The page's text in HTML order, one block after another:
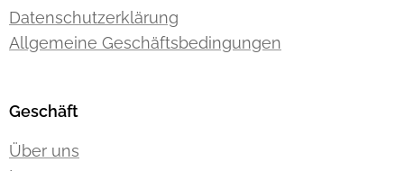
Datenschutzerklärung
Allgemeine Geschäftsbedingungen
Geschäft
Über uns